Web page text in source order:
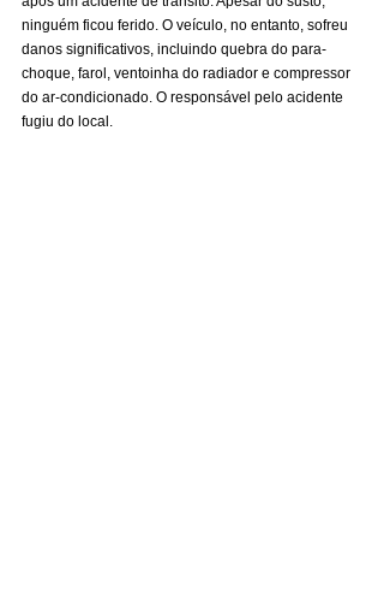
ninguém ficou ferido. O veículo, no entanto, sofreu
danos significativos, incluindo quebra do para-
choque, farol, ventoinha do radiador e compressor
do ar-condicionado. O responsável pelo acidente
fugiu do local.